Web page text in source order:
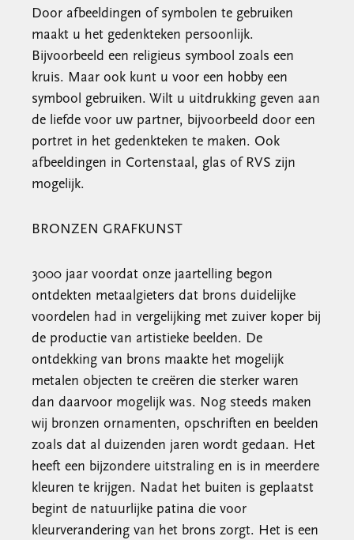
Door afbeeldingen of symbolen te gebruiken
maakt u het gedenkteken persoonlijk.
Bijvoorbeeld een religieus symbool zoals een
kruis. Maar ook kunt u voor een hobby een
symbool gebruiken. Wilt u uitdrukking geven aan
de liefde voor uw partner, bijvoorbeeld door een
portret in het gedenkteken te maken. Ook
afbeeldingen in Cortenstaal, glas of RVS zijn
mogelijk.
BRONZEN GRAFKUNST
3000 jaar voordat onze jaartelling begon
ontdekten metaalgieters dat brons duidelijke
voordelen had in vergelijking met zuiver koper bij
de productie van artistieke beelden. De
ontdekking van brons maakte het mogelijk
metalen objecten te creëren die sterker waren
dan daarvoor mogelijk was. Nog steeds maken
wij bronzen ornamenten, opschriften en beelden
zoals dat al duizenden jaren wordt gedaan. Het
heeft een bijzondere uitstraling en is in meerdere
kleuren te krijgen. Nadat het buiten is geplaatst
begint de natuurlijke patina die voor
kleurverandering van het brons zorgt. Het is een